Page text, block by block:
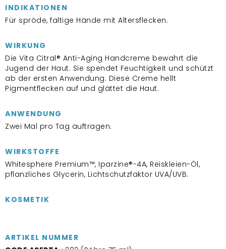
INDIKATIONEN
Für spröde, faltige Hände mit Altersflecken.
WIRKUNG
Die Vita Citral® Anti-Aging Handcreme bewahrt die
Jugend der Haut. Sie spendet Feuchtigkeit und schützt
ab der ersten Anwendung. Diese Creme hellt
Pigmentflecken auf und glättet die Haut.
ANWENDUNG
Zwei Mal pro Tag auftragen.
WIRKSTOFFE
Whitesphere Premium™, Iparzine®-4A, Reiskleien-Öl,
pflanzliches Glycerin, Lichtschutzfaktor UVA/UVB.
KOSMETIK
ARTIKEL NUMMER